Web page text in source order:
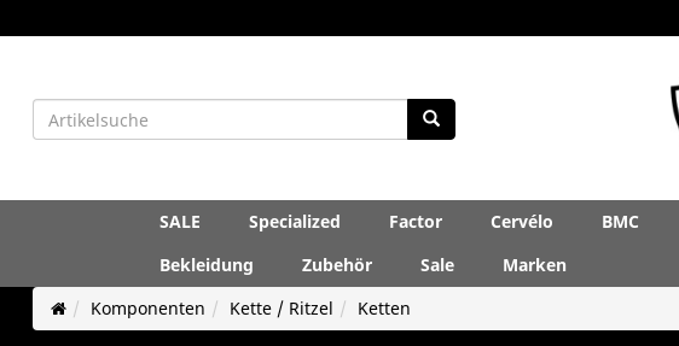
SALE Specialized Factor Cervélo BMC
Bekleidung
Zubehör Sale
Marken
Komponenten
Kette / Ritzel Ketten